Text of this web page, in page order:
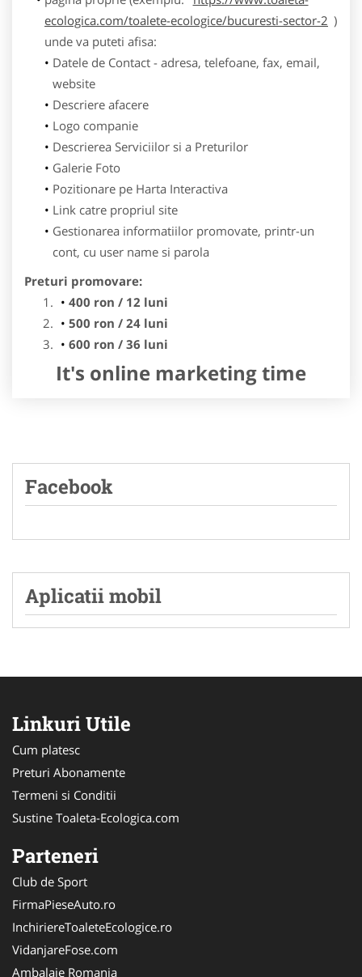
ecologica.com/toalete-ecologice/bucuresti-sector-2 )
unde va puteti afisa:
Datele de Contact - adresa, telefoane, fax, email,
website
Descriere afacere
Logo companie
Descrierea Serviciilor si a Preturilor
Galerie Foto
Pozitionare pe Harta Interactiva
Link catre propriul site
Gestionarea informatiilor promovate, printr-un
cont, cu user name si parola
Preturi promovare:
400 ron / 12 luni
500 ron / 24 luni
600 ron / 36 luni
It's online marketing time
Facebook
Aplicatii mobil
Linkuri Utile
Cum platesc
Preturi Abonamente
Termeni si Conditii
Sustine Toaleta-Ecologica.com
Parteneri
Club de Sport
FirmaPieseAuto.ro
InchiriereToaleteEcologice.ro
VidanjareFose.com
Ambalaje Romania